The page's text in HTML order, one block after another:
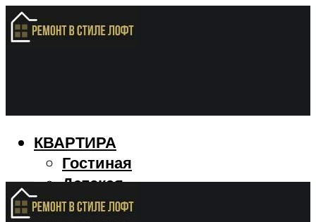
КВАРТИРА
Гостиная
Детская
Кухня